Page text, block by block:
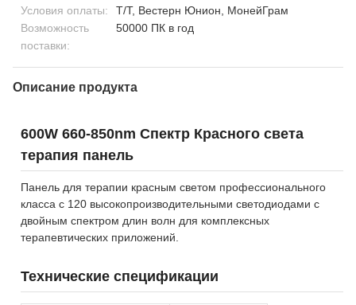
Условия оплаты:
Т/Т, Вестерн Юнион, МонейГрам
Возможность
поставки:
50000 ПК в год
Описание продукта
600W 660-850nm Спектр Красного света
терапия панель
Панель для терапии красным светом профессионального
класса с 120 высокопроизводительными светодиодами с
двойным спектром длин волн для комплексных
терапевтических приложений.
Технические спецификации